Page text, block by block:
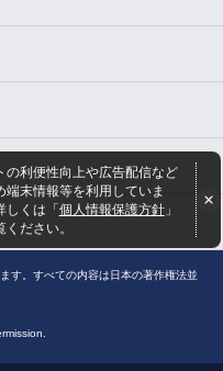
の利便性向上や広告配信など
端末情報等を利用していま
しくは「個人情報保護方針」
ください。
す。すべての内容は日本の著作権法並